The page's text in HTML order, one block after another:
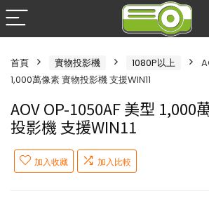
首頁 實物投影機 1080P以上
1,000萬像素 實物投影機 支援WIN11
AOV OP-1050AF 美型 1,000
投影機 支援WIN11
加入收藏 加入比較